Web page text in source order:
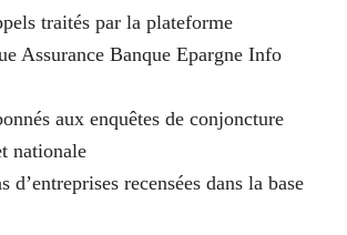
traités par la plateforme
Assurance Banque Epargne Info
aux enquêtes de conjoncture
nationale
d’entreprises recensées dans la base